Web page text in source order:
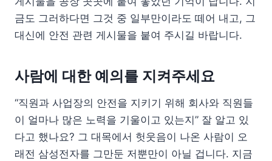
금도 그러하다면 그것 중 일부만이라도 떼어 내고, 그
대신에 안전 관련 게시물을 붙여 주시길 바랍니다.
사람에 대한 예의를 지켜주세요
“직원과 사업장의 안전을 지키기 위해 회사와 직원들
이 얼마나 많은 노력을 기울이고 있는지” 잘 알고 있
다고 했나요? 그 대목에서 헛웃음이 나온 사람이 오
래전 삼성전자를 그만둔 저뿐만이 아닐 겁니다. 지금